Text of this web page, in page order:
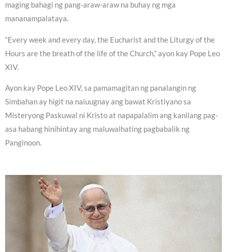
maging bahagi ng pang-araw-araw na buhay ng mga
mananampalataya.
“Every week and every day, the Eucharist and the Liturgy of the
Hours are the breath of the life of the Church,” ayon kay Pope Leo
XIV.
Ayon kay Pope Leo XIV, sa pamamagitan ng panalangin ng
Simbahan ay higit na naiuugnay ang bawat Kristiyano sa
Misteryong Paskuwal ni Kristo at napapalalim ang kanilang pag-
asa habang hinihintay ang maluwalhating pagbabalik ng
Panginoon.